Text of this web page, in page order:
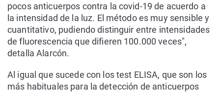
pocos anticuerpos contra la covid-19 de acuerdo a
la intensidad de la luz. El método es muy sensible y
cuantitativo, pudiendo distinguir entre intensidades
de fluorescencia que difieren 100.000 veces",
detalla Alarcón.
Al igual que sucede con los test ELISA, que son los
más habituales para la detección de anticuerpos